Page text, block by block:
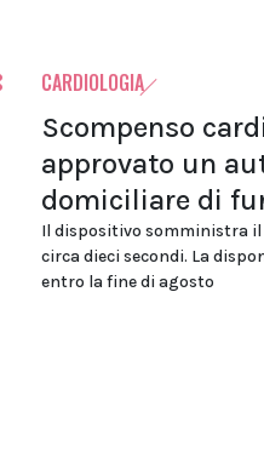
CARDIOLOGIA
Scompenso
approvato un
domiciliare di
Il dispositivo somministra
circa dieci secondi. La
entro la fine di agosto